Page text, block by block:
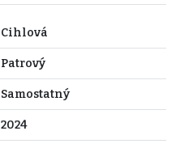
Cihlová
Patrový
Samostatný
2024